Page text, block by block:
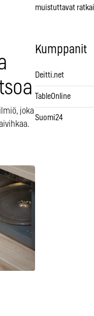
joka
muistuttavat
Kumppanit
Deitti.net
TableOnline
Suomi24